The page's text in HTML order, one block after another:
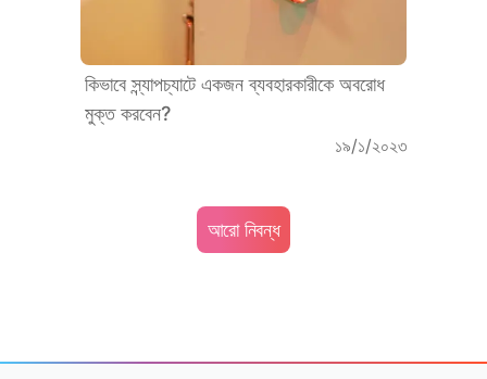
কিভাবে স্ন্যাপচ্যাটে একজন ব্যবহারকারীকে অবরোধ
মুক্ত করবেন?
১৯/১/২০২৩
আরো নিবন্ধ